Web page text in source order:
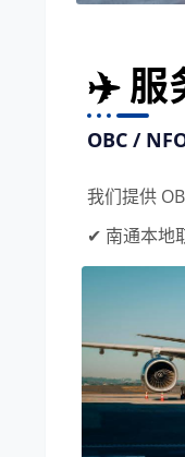
✈️ 服
OBC /
我们提供
✔ 南通本地